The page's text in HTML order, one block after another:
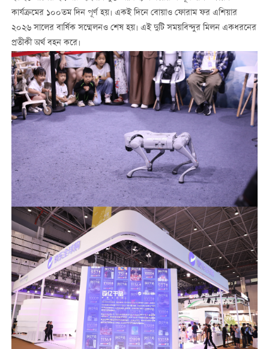
কার্যক্রমের ১০০তম দিন পূর্ণ হয়। একই দিনে বোয়াও ফোরাম ফর এশিয়ার
২০২৬ সালের বার্ষিক সম্মেলনও শেষ হয়। এই দুটি সময়বিন্দুর মিলন একধরনের
প্রতীকী অর্থ বহন করে।